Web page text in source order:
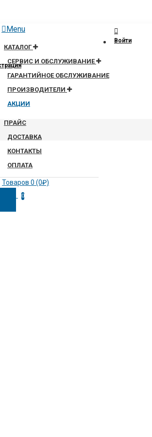
Menu
КАТАЛОГ
СЕРВИС И ОБСЛУЖИВАНИЕ
ГАРАНТИЙНОЕ ОБСЛУЖИВАНИЕ
ПРОИЗВОДИТЕЛИ
АКЦИИ
ПРАЙС
ДОСТАВКА
КОНТАКТЫ
ОПЛАТА
Товаров 0 (0₽)
0
Войти